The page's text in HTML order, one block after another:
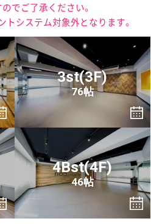
でご了承ください。
システム対象外となります。
3st(3F)
76帖
4Bst(4F)
46帖